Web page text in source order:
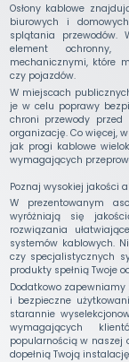
Osłony kablowe
biurowych i
splątania przewodów.
element ochronny,
mechanicznymi, które
czy pojazdów.
W miejscach
je w celu poprawy
chroni przewody
organizację. Co więcej,
jak progi kablowe
wymagających
Poznaj wysokiej jakości
W prezentowanym
wyróżniają się
rozwiązania
systemów kablowych.
czy specjalistycznych
produkty spełnią Twoje
Dodatkowo zapewniamy
i bezpieczne
starannie
wymagających
popularnością w naszej
dopełnią Twoją